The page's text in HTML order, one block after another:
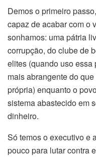
Demos o primeiro
capaz de acabar com o
sonhamos: uma pátria
corrupção, do clube de
elites (quando uso essa
mais abrangente do
própria) enquanto o
sistema abastecido em
dinheiro.
Só temos o executivo e
pouco para lutar contra